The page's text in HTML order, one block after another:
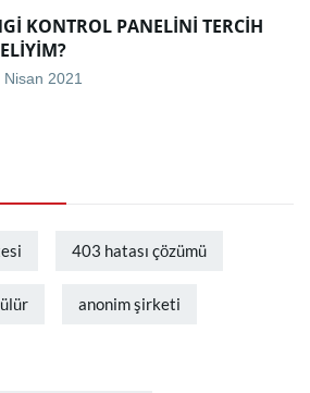
KONTROL PANELINI TERCIH
Nisan 2021
403 hatası çözümü
anonim şirketi